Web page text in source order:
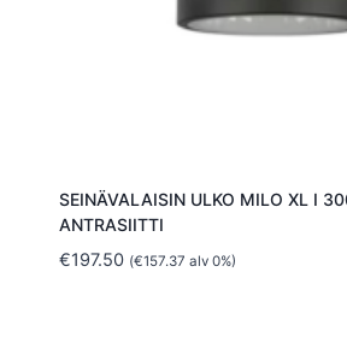
SEINÄVALAISIN ULKO MILO XL I
ANTRASIITTI
€197.50 (€157.37 alv 0%)